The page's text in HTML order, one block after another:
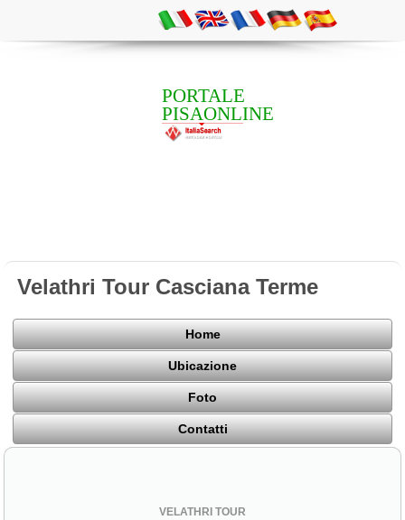
PORTALE
PISAONLINE
Velathri Tour Casciana Terme
Home
Ubicazione
Foto
Contatti
VELATHRI TOUR